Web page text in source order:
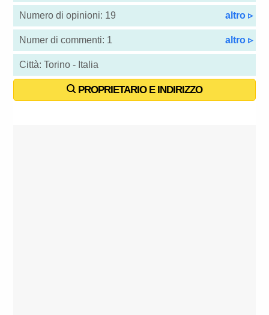
Numero di opinioni: 19 altro ▹
Numer di commenti: 1 altro ▹
Città: Torino - Italia
PROPRIETARIO E INDIRIZZO